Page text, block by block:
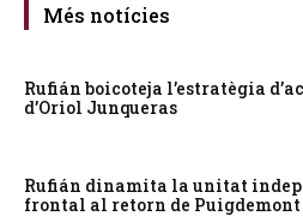
Més notícies
Rufián boicoteja l’estratègia
d’Oriol Junqueras
Rufián dinamita la unitat
frontal al retorn de Puigdemont